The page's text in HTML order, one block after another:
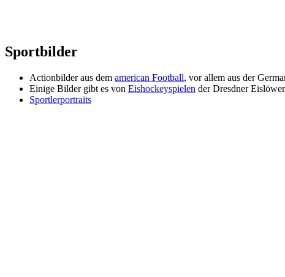
Sportbilder
Actionbilder aus dem american Football, vor allem aus der
Einige Bilder gibt es von Eishockeyspielen der Dresdner
Sportlerportraits